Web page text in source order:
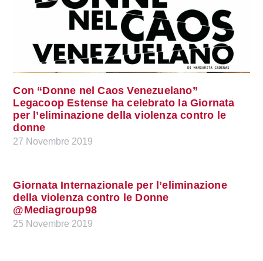
Con “Donne nel Caos Venezuelano”
Legacoop Estense ha celebrato la Giornata
per l’eliminazione della violenza contro le
donne
27 Novembre 2019
Giornata Internazionale per l’eliminazione
della violenza contro le Donne
@Mediagroup98
25 Novembre 2019